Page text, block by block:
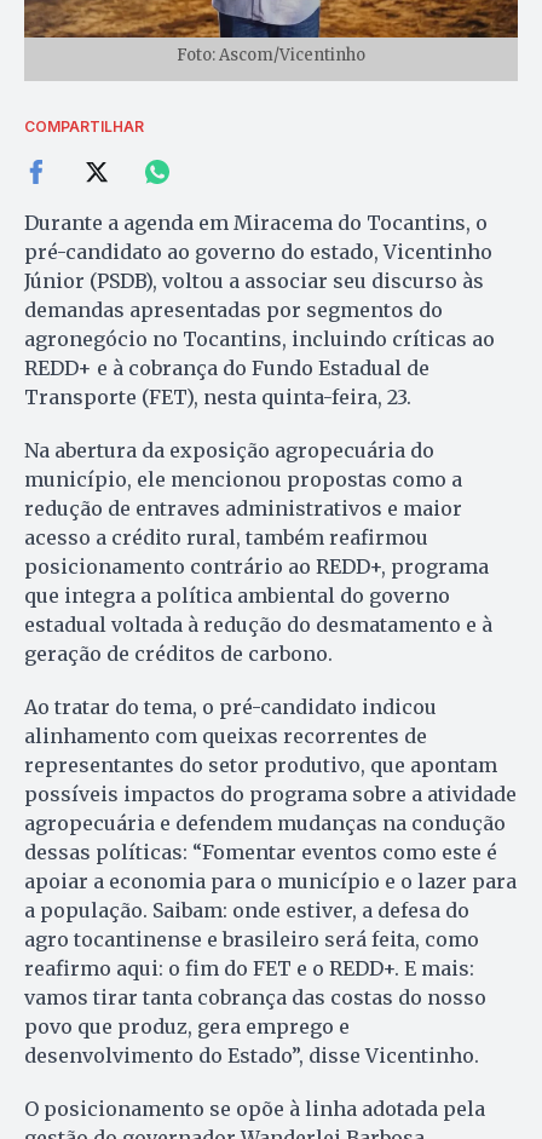
Foto: Ascom/Vicentinho
COMPARTILHAR
Durante a agenda em Miracema do Tocantins, o
pré-candidato ao governo do estado, Vicentinho
Júnior (PSDB), voltou a associar seu discurso às
demandas apresentadas por segmentos do
agronegócio no Tocantins, incluindo críticas ao
REDD+ e à cobrança do Fundo Estadual de
Transporte (FET), nesta quinta-feira, 23.
Na abertura da exposição agropecuária do
município, ele mencionou propostas como a
redução de entraves administrativos e maior
acesso a crédito rural, também reafirmou
posicionamento contrário ao REDD+, programa
que integra a política ambiental do governo
estadual voltada à redução do desmatamento e à
geração de créditos de carbono.
Ao tratar do tema, o pré-candidato indicou
alinhamento com queixas recorrentes de
representantes do setor produtivo, que apontam
possíveis impactos do programa sobre a atividade
agropecuária e defendem mudanças na condução
dessas políticas: “Fomentar eventos como este é
apoiar a economia para o município e o lazer para
a população. Saibam: onde estiver, a defesa do
agro tocantinense e brasileiro será feita, como
reafirmo aqui: o fim do FET e o REDD+. E mais:
vamos tirar tanta cobrança das costas do nosso
povo que produz, gera emprego e
desenvolvimento do Estado”, disse Vicentinho.
O posicionamento se opõe à linha adotada pela